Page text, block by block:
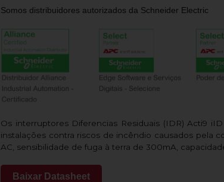
Somos distribuidores autorizados da Schneider Electric
Os interruptores Diferencias Residuais (IDR) Acti9
instalações contra riscos de incêndio causados pela
AC, sensibilidade de fuga à terra de 300mA,
Baixar Datasheet